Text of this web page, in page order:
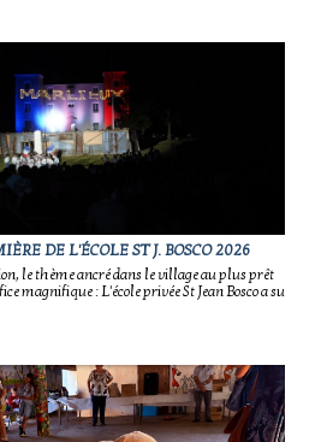
DE L'ÉCOLE ST J. BOSCO 2026
le thème ancré dans le village au plus prêt
magnifique : L'école privée St Jean Bosco a su